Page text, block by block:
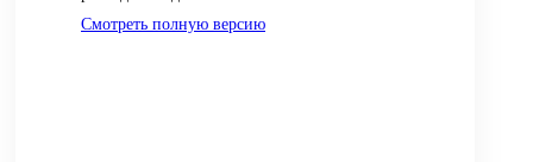
Смотреть полную версию